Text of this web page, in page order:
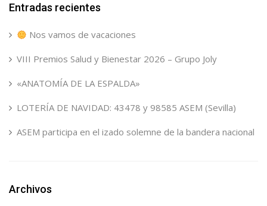
Entradas recientes
Nos vamos de vacaciones
VIII Premios Salud y Bienestar 2026 – Grupo Joly
«ANATOMÍA DE LA ESPALDA»
LOTERÍA DE NAVIDAD: 43478 y 98585 ASEM (Sevilla)
ASEM participa en el izado solemne de la bandera nacional
Archivos